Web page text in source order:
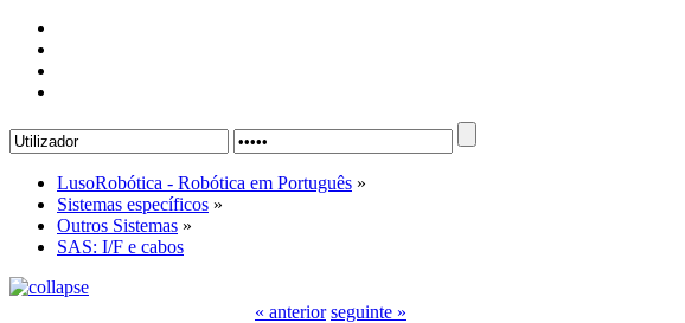
LusoRobótica - Robótica em Português »
Sistemas específicos »
Outros Sistemas »
SAS: I/F e cabos
« anterior seguinte »